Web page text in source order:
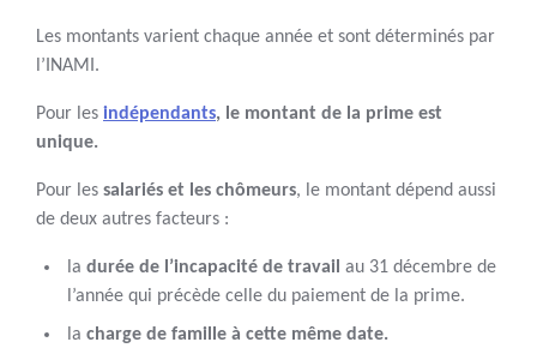
Les montants varient chaque année et sont déterminés par
l’INAMI.
Pour les indépendants, le montant de la prime est
unique.
Pour les salariés et les chômeurs, le montant dépend aussi
de deux autres facteurs :
la durée de l’incapacité de travail au 31 décembre de
l’année qui précède celle du paiement de la prime.
la charge de famille à cette même date.